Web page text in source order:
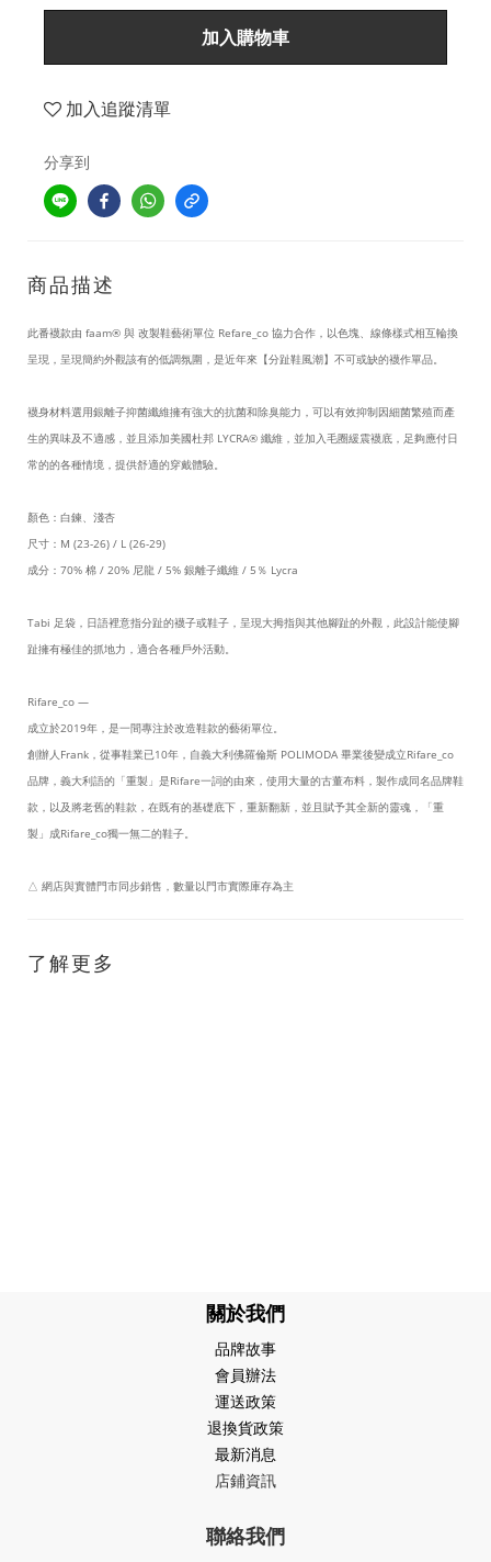
加入購物車
加入追蹤清單
分享到
商品描述
此番襪款由 faam® 與 改製鞋藝術單位 Refare_co 協力合作，以色塊、線條樣式相互輪換
呈現，呈現簡約外觀該有的低調氛圍，是近年來【分趾鞋風潮】不可或缺的襪作單品。
襪身材料選用銀離子抑菌纖維擁有強大的抗菌和除臭能力，可以有效抑制因細菌繁殖而產
生的異味及不適感，並且添加美國杜邦 LYCRA® 纖維，並加入毛圈緩震襪底，足夠應付日
常的的各種情境，提供舒適的穿戴體驗。
顏色 ：白鍊、淺杏
尺寸：M (23-26) / L (26-29)
成分：70% 棉 / 20% 尼龍 / 5% 銀離子纖維 / 5％ Lycra
Tabi 足袋，日語裡意指分趾的襪子或鞋子，呈現大拇指與其他腳趾的外觀，此設計能使腳
趾擁有極佳的抓地力，適合各種戶外活動。
Rifare_co —
成立於2019年，是一間專注於改造鞋款的藝術單位。
創辦人Frank，從事鞋業已10年，自義大利佛羅倫斯 POLIMODA 畢業後變成立Rifare_co
品牌，義大利語的「重製」是Rifare一詞的由來，使用大量的古董布料，製作成同名品牌鞋
款，以及將老舊的鞋款，在既有的基礎底下，重新翻新，並且賦予其全新的靈魂，「重
製」成Rifare_co獨一無二的鞋子。
△ 網店與實體門市同步銷售，數量以門市實際庫存為主
了解更多
關於我們
品牌故事
會員辦法
運送政策
退換貨政策
最新消息
店鋪資訊
聯絡我們